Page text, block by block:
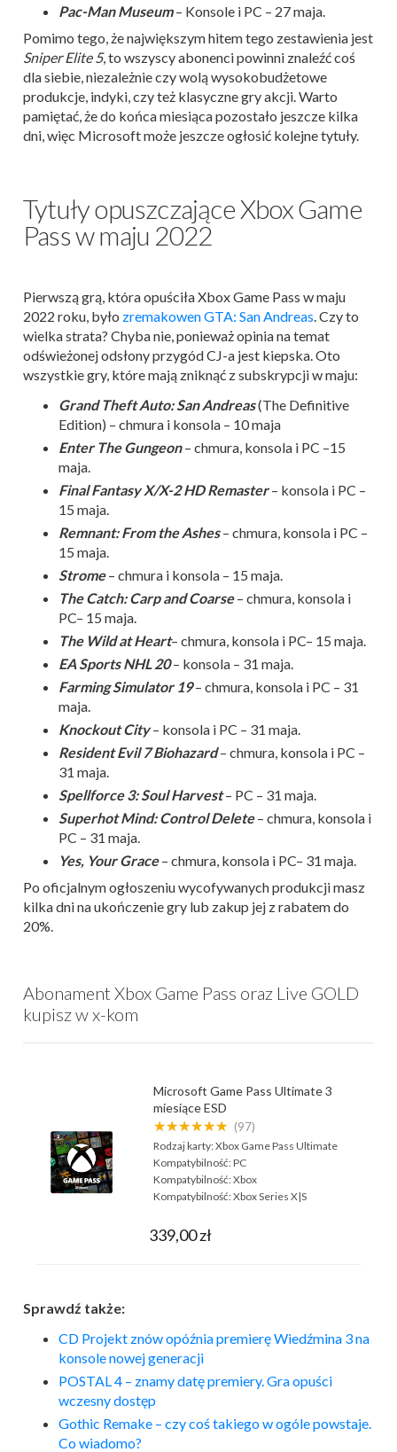
Pac-Man Museum– Konsole i PC – 27 maja.
Pomimo tego, że największym hitem tego zestawienia jest
Sniper Elite 5, to wszyscy abonenci powinni znaleźć coś
dla siebie, niezależnie czy wolą wysokobudżetowe
produkcje, indyki, czy też klasyczne gry akcji. Warto
pamiętać, że do końca miesiąca pozostało jeszcze kilka
dni, więc Microsoft może jeszcze ogłosić kolejne tytuły.
Tytuły opuszczające Xbox Game
Pass w maju 2022
Pierwszą grą, która opuściła Xbox Game Pass w maju
2022 roku, było zremakowen GTA: San Andreas. Czy to
wielka strata? Chyba nie, ponieważ opinia na temat
odświeżonej odsłony przygód CJ-a jest kiepska. Oto
wszystkie gry, które mają zniknąć z subskrypcji w maju:
Grand Theft Auto: San Andreas(The Definitive
Edition) – chmura i konsola – 10 maja
Enter The Gungeon– chmura, konsola i PC –15
maja.
Final Fantasy X/X-2 HD Remaster– konsola i PC –
15 maja.
Remnant: From the Ashes– chmura, konsola i PC –
15 maja.
Strome– chmura i konsola – 15 maja.
The Catch: Carp and Coarse– chmura, konsola i
PC– 15 maja.
The Wild at Heart– chmura, konsola i PC– 15 maja.
EA Sports NHL 20– konsola – 31 maja.
Farming Simulator 19– chmura, konsola i PC – 31
maja.
Knockout City – konsola i PC – 31 maja.
Resident Evil 7 Biohazard – chmura, konsola i PC –
31 maja.
Spellforce 3: Soul Harvest– PC – 31 maja.
Superhot Mind: Control Delete– chmura, konsola i
PC – 31 maja.
Yes, Your Grace – chmura, konsola i PC– 31 maja.
Po oficjalnym ogłoszeniu wycofywanych produkcji masz
kilka dni na ukończenie gry lub zakup jej z rabatem do
20%.
Abonament Xbox Game Pass oraz Live GOLD
kupisz w x-kom
Microsoft Game Pass Ultimate 3
miesiące ESD
★★★★★★ (97)
Rodzaj karty:Xbox Game Pass Ultimate
Kompatybilność:PC
Kompatybilność:Xbox
Kompatybilność:Xbox Series X|S
339,00 zł
Sprawdź także:
CD Projekt znów opóźnia premierę Wiedźmina 3 na
konsole nowej generacji
POSTAL 4 – znamy datę premiery. Gra opuści
wczesny dostęp
Gothic Remake – czy coś takiego w ogóle powstaje.
Co wiadomo?